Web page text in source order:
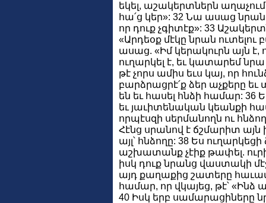
եկել, աշակերտներն
հա՛ց կեր»: 32 Նա ասաց
որ դուք չգիտէք»: 33
«Արդեօք մէկը նրան ուտելու
ասաց. «Իմ կերակուրն այն
ուղարկել է, եւ կատարեմ նրա
թէ չորս ամիս եւս կայ, որ
բարձրացրէ՛ք ձեր աչքերը
են եւ հասել հնձի համար: 36
եւ յաւիտենական կեանքի
որպէսզի սերմանողն ու
Հէնց սրանով է ճշմարիտ այն
այլ՝ հնձողը: 38 Ես
աշխատանք չէիք թափել.
իսկ դուք նրանց վաստակի
այդ քաղաքից շատերը
համար, որ վկայեց, թէ՝ «Ինձ
40 Իսկ երբ սամարացիները